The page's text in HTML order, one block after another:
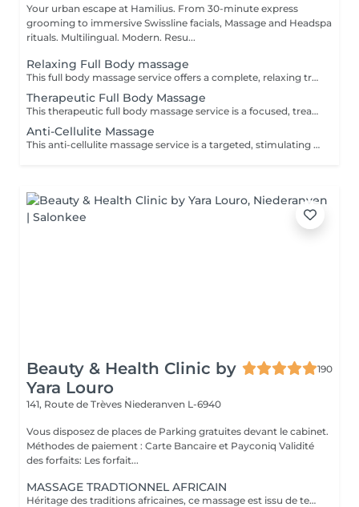
Your urban escape at Hamilius. From 30-minute express
grooming to immersive Swissline facials, Massage and Headspa
rituals. Multilingual. Modern. Resu...
Relaxing Full Body massage
This full body massage service offers a complete, relaxing treatment designed to work on the entire body- neck, shoulders, back, arms, hands, legs, feet. It uses flowing, medium pressure techniques to release muscular tension, improve flexibility, and promote deep relaxation, making it ideal for stress relief, everyday aches, or simply restoring balance after a busy week.
Therapeutic Full Body Massage
This therapeutic full body massage service is a focused, treatment oriented session that addresses specific muscle tension, postural imbalances, and chronic pain patterns across the entire body. Using deeper, targeted techniques such as myofascial release, triggerpoint work, and crossfiber stretching, it aims to correct muscular restrictions, improve joint mobility, and restore functional movement, making it ideal for people with recurring discomfort or active lifestyles. Key benefits: Relieves chronic muscle tension and pain, especially in the neck, shoulders, back, hips, and legs, by working on deep tissue and trigger points. Improves posture and joint mobility by releasing tight muscles and fascia, helping the body move more freely and with less strain. Supports injury recovery and performance by reducing muscle stiffness, improving circulation, and shortening recovery time after physical activity.
Anti-Cellulite Massage
This anti-cellulite massage service is a targeted, stimulating treatment designed to improve the appearance and texture of skin commonly affected by cellulite, especially on the thighs, hips, buttocks, and sometimes abdomen. Using firm, rhythmic techniques such as deep kneading, lymphatic drainage, and circular pressures, it aims to break up fatty deposits, boost circulation, and encourage the removal of retained fluids and toxins from the tissue. Key benefits: Helps reduce the visible appearance of cellulite by improving blood flow and lymphatic drainage in targeted areas. Supports smoother, firmer skin by encouraging the breakdown of fatty deposits and reducing fluid retention. Promotes better circulation and detoxification, which can leave the skin feeling softer, more toned, and less dimpled over time with regular sessions.
Beauty & Health Clinic by
Yara Louro
190
141, Route de Trèves Niederanven L-6940
Vous disposez de places de Parking gratuites devant le cabinet.
Méthodes de paiement : Carte Bancaire et Payconiq Validité
des forfaits: Les forfait...
MASSAGE TRADTIONNEL AFRICAIN
Héritage des traditions africaines, ce massage est issu de techniques ancestrales transmises de mère en fille au fil des générations. Pratiqué comme un rituel de bien-être, il associe gestes profonds et rythmiques pour libérer les tensions, stimuler la circulation et rétablir l'harmonie entre le corps et l'esprit. Il procure une relaxation intense et une sensation de vitalité durable.